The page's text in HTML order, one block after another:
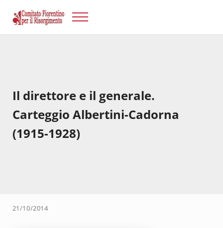
Risorgimento Firenze
Menu
Il direttore e il generale.
Carteggio Albertini-Cadorna
(1915-1928)
21/10/2014